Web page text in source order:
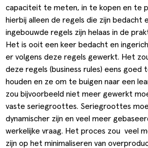
capaciteit te meten, in te kopen en te
hierbij alleen de regels die zijn bedacht
ingebouwde regels zijn helaas in de
Het is ooit een keer bedacht en
er volgens deze regels gewerkt. Het
deze regels (business rules) eens
houden en ze om te buigen naar een
zou bijvoorbeeld niet meer gewerkt
vaste seriegroottes. Seriegroottes
dynamischer zijn en veel meer
werkelijke vraag. Het proces zou veel
zijn op het minimaliseren van